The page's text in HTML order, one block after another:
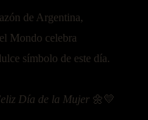
de Argentina,
Mondo celebra
símbolo de este día.
Día de la Mujer 🌼💛